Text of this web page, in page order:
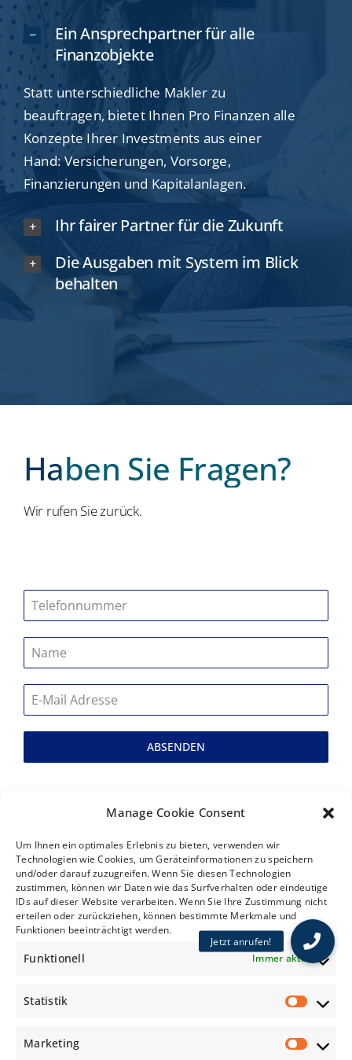
Manage Cookie Consent
Um Ihnen ein optimales Erlebnis zu bieten, verwenden wir
Technologien wie Cookies, um Geräteinformationen zu speichern
und/oder darauf zuzugreifen. Wenn Sie diesen Technologien
zustimmen, können wir Daten wie das Surfverhalten oder eindeutige
IDs auf dieser Website verarbeiten. Wenn Sie Ihre Zustimmung nicht
erteilen oder zurückziehen, können bestimmte Merkmale und
Funktionen beeinträchtigt werden.
Funktionell Immer aktiv
Statistik
Marketing
Ein Ansprechpartner für alle
Finanzobjekte
Statt unterschiedliche Makler zu
beauftragen, bietet Ihnen Pro Finanzen alle
Konzepte Ihrer Investments aus einer
Hand: Versicherungen, Vorsorge,
Finanzierungen und Kapitalanlagen.
Ihr fairer Partner für die Zukunft
Die Ausgaben mit System im Blick
behalten
Haben Sie Fragen?
Wir rufen Sie zurück.
ABSENDEN
Pro Finanzen.
Ihre unabhängigen Experten für Vorsorge,
Versicherungen und Finanzierungen.
Kontaktdaten
Lewerentzstr. 104, 47798 Krefeld
Jetzt anrufen!